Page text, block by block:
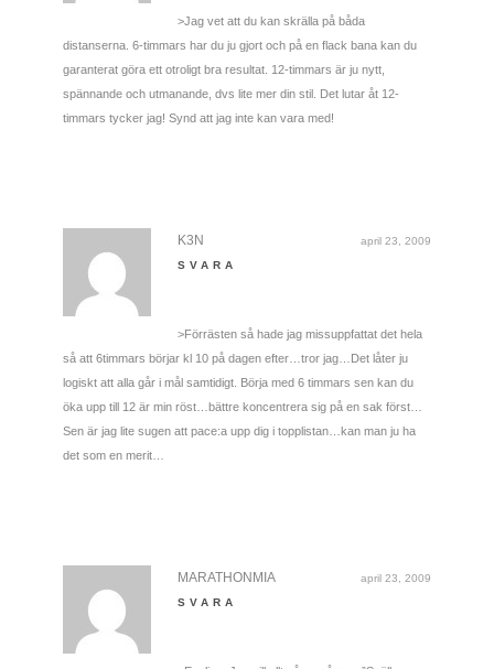
>Jag vet att du kan skrälla på båda
distanserna. 6-timmars har du ju gjort och på en flack bana kan du
garanterat göra ett otroligt bra resultat. 12-timmars är ju nytt,
spännande och utmanande, dvs lite mer din stil. Det lutar åt 12-
timmars tycker jag! Synd att jag inte kan vara med!
april 23, 2009
K3N
SVARA
>Förrästen så hade jag missuppfattat det hela
så att 6timmars börjar kl 10 på dagen efter…tror jag…Det låter ju
logiskt att alla går i mål samtidigt. Börja med 6 timmars sen kan du
öka upp till 12 är min röst…bättre koncentrera sig på en sak först…
Sen är jag lite sugen att pace:a upp dig i topplistan…kan man ju ha
det som en merit…
april 23, 2009
MARATHONMIA
SVARA